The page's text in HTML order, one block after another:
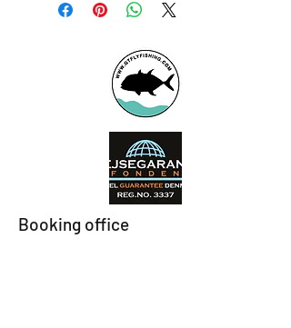
Booking office